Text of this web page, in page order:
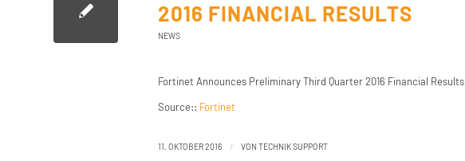
2016 FINANCIAL RESULTS
NEWS
Fortinet Announces Preliminary Third Quarter 2016 Financial Results
Source:: Fortinet
11. OKTOBER 2016 / VON TECHNIK SUPPORT